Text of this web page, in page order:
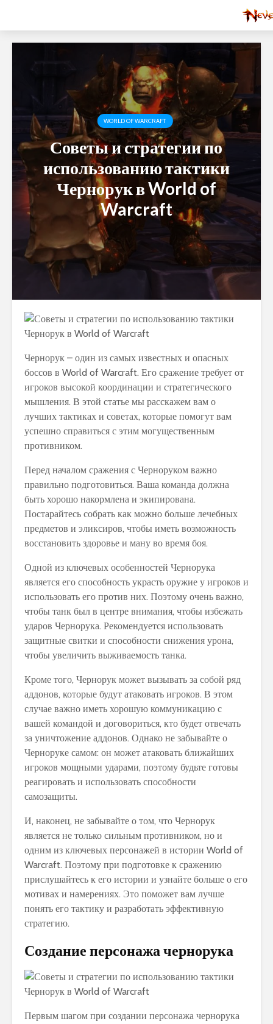
WORLD OF WARCRAFT
Советы и стратегии по
использованию тактики
Чернорук в World of
Warcraft
Чернорук – один из самых известных и опасных
боссов в World of Warcraft. Его сражение требует от
игроков высокой координации и стратегического
мышления. В этой статье мы расскажем вам о
лучших тактиках и советах, которые помогут вам
успешно справиться с этим могущественным
противником.
Перед началом сражения с Черноруком важно
правильно подготовиться. Ваша команда должна
быть хорошо накормлена и экипирована.
Постарайтесь собрать как можно больше лечебных
предметов и эликсиров, чтобы иметь возможность
восстановить здоровье и ману во время боя.
Одной из ключевых особенностей Чернорука
является его способность украсть оружие у игроков и
использовать его против них. Поэтому очень важно,
чтобы танк был в центре внимания, чтобы избежать
ударов Чернорука. Рекомендуется использовать
защитные свитки и способности снижения урона,
чтобы увеличить выживаемость танка.
Кроме того, Чернорук может вызывать за собой ряд
аддонов, которые будут атаковать игроков. В этом
случае важно иметь хорошую коммуникацию с
вашей командой и договориться, кто будет отвечать
за уничтожение аддонов. Однако не забывайте о
Черноруке самом: он может атаковать ближайших
игроков мощными ударами, поэтому будьте готовы
реагировать и использовать способности
самозащиты.
И, наконец, не забывайте о том, что Чернорук
является не только сильным противником, но и
одним из ключевых персонажей в истории World of
Warcraft. Поэтому при подготовке к сражению
прислушайтесь к его истории и узнайте больше о его
мотивах и намерениях. Это поможет вам лучше
понять его тактику и разработать эффективную
стратегию.
Создание персонажа чернорука
Первым шагом при создании персонажа чернорука